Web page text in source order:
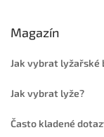
Magazín
Jak vybrat lyžařské
Jak vybrat lyže?
Často kladené